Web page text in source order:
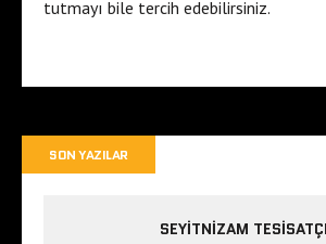
tutmayı bile tercih edebilirsiniz.
SON YAZILAR
SEYITNIZAM TESISATÇI